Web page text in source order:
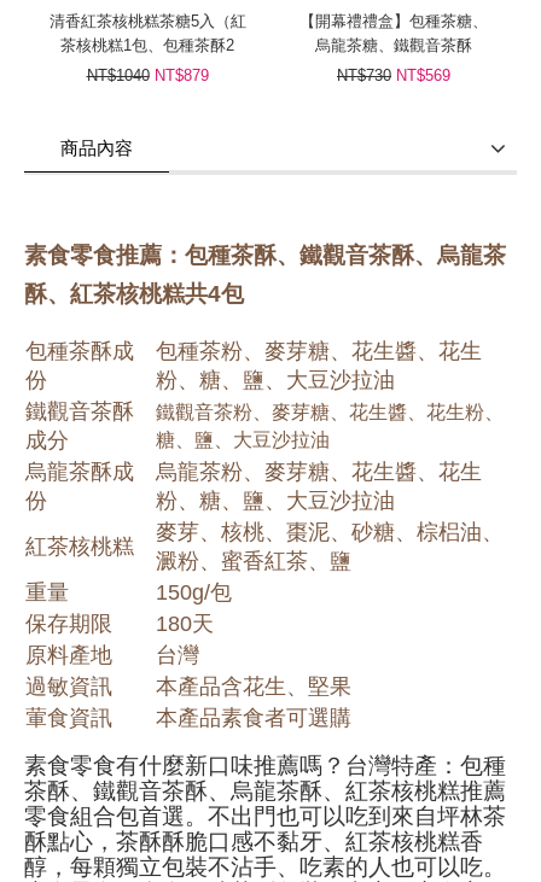
清香紅茶核桃糕茶糖5入（紅
茶核桃糕1包、包種茶酥2
包、包種茶糖2包）
NT$1040 NT$879
【開幕禮禮盒】包種茶糖、
烏龍茶糖、鐵觀音茶酥
NT$730 NT$569
商品內容
素食零食推薦：包種茶酥、鐵觀音茶酥、烏龍茶
酥、紅茶核桃糕共4包
包種茶酥成
份
包種茶粉、麥芽糖、花生醬、花生
粉、糖、鹽、大豆沙拉油
鐵觀音茶酥
成分
鐵觀音茶粉、麥芽糖、花生醬、花生粉、
糖、鹽、大豆沙拉油
烏龍茶酥成
份
烏龍茶粉、麥芽糖、花生醬、花生
粉、糖、鹽、大豆沙拉油
紅茶核桃糕
麥芽、核桃、棗泥、砂糖、棕梠油、
澱粉、蜜香紅茶、鹽
重量
150g/包
保存期限
180天
原料產地
台灣
過敏資訊
本產品含花生、堅果
葷食資訊
本產品素食者可選購
素食零食有什麼新口味推薦嗎？台灣特產：包種
茶酥、鐵觀音茶酥、烏龍茶酥、紅茶核桃糕推薦
零食組合包首選。不出門也可以吃到來自坪林茶
酥點心，茶酥酥脆口感不黏牙、紅茶核桃糕香
醇，每顆獨立包裝不沾手、吃素的人也可以吃。